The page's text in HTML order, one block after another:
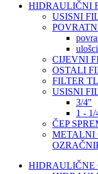
HIDRAULIČNI
USISNI
CIJEVNI
OSTALI
FILTER
USISNI
3/4"
1 - 1/
ČEP
METALNI
HIDRAULIČNE